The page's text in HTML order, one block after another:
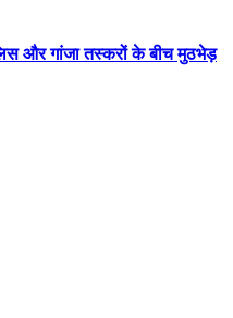
और गांजा तस्करों के बीच मुठभेड़